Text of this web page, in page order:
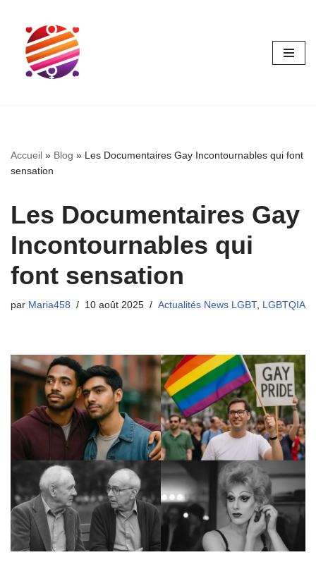
Aller
contenu
Accueil » Blog » Les Documentaires Gay Incontournables qui font
sensation
Les Documentaires Gay
Incontournables qui
font sensation
par Maria458 10 août 2025 Actualités News LGBT, LGBTQIA